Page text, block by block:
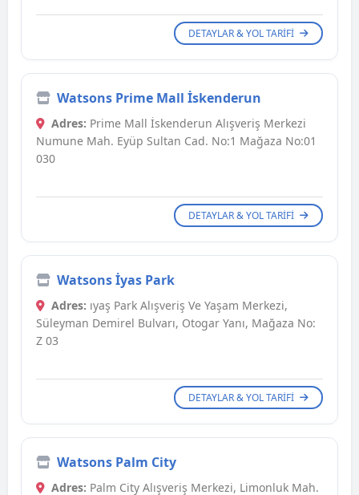
DETAYLAR & YOL TARIFI
Watsons Prime Mall İskenderun
Adres: Prime Mall İskenderun Alışveriş Merkezi
Numune Mah. Eyüp Sultan Cad. No:1 Mağaza No:01
030
DETAYLAR & YOL TARIFI
Watsons İyas Park
Adres: ıyaş Park Alışveriş Ve Yaşam Merkezi,
Süleyman Demirel Bulvarı, Otogar Yanı, Mağaza No:
Z 03
DETAYLAR & YOL TARIFI
Watsons Palm City
Adres: Palm City Alışveriş Merkezi, Limonluk Mah.